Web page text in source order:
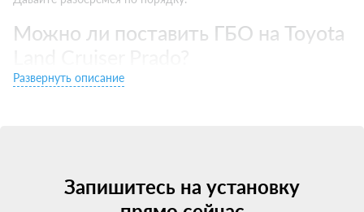
Можно ли поставить ГБО на Toyota
Первый вопрос, возникающий у многих — "а можно ли
Единственное исключение — некоторые новые авто с
непосредственным впрыском (GDI, FSI, D4 и т.д.). Для них
Развернуть описание
Запишитесь на установку